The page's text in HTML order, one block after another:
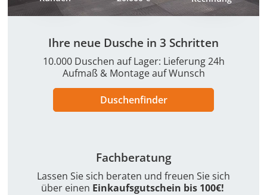
Ihre neue Dusche in 3 Schritten
10.000 Duschen auf Lager: Lieferung 24h
Aufmaß & Montage auf Wunsch
Duschenfinder
Fachberatung
Lassen Sie sich beraten und freuen Sie sich
über einen Einkaufsgutschein bis 100€!